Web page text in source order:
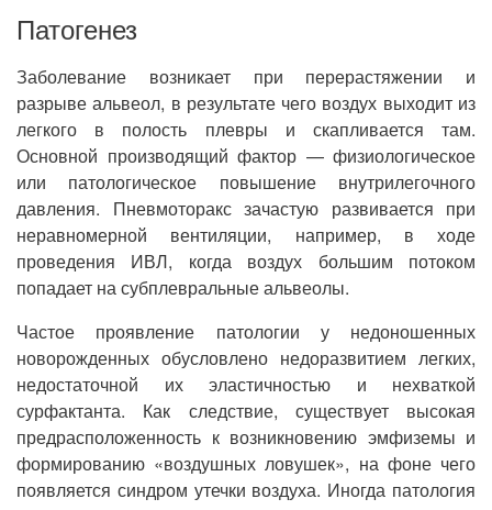
Патогенез
Заболевание возникает при перерастяжении и
разрыве альвеол, в результате чего воздух выходит из
легкого в полость плевры и скапливается там.
Основной производящий фактор — физиологическое
или патологическое повышение внутрилегочного
давления. Пневмоторакс зачастую развивается при
неравномерной вентиляции, например, в ходе
проведения ИВЛ, когда воздух большим потоком
попадает на субплевральные альвеолы.
Частое проявление патологии у недоношенных
новорожденных обусловлено недоразвитием легких,
недостаточной их эластичностью и нехваткой
сурфактанта. Как следствие, существует высокая
предрасположенность к возникновению эмфиземы и
формированию «воздушных ловушек», на фоне чего
появляется синдром утечки воздуха. Иногда патология